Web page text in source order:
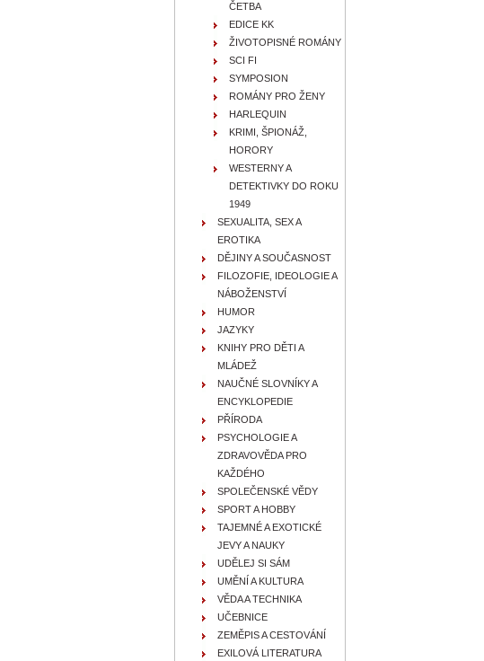
ČETBA
EDICE KK
ŽIVOTOPISNÉ ROMÁNY
SCI FI
SYMPOSION
ROMÁNY PRO ŽENY
HARLEQUIN
KRIMI, ŠPIONÁŽ,
HORORY
WESTERNY A
DETEKTIVKY DO ROKU
1949
SEXUALITA, SEX A
EROTIKA
DĚJINY A SOUČASNOST
FILOZOFIE, IDEOLOGIE A
NÁBOŽENSTVÍ
HUMOR
JAZYKY
KNIHY PRO DĚTI A
MLÁDEŽ
NAUČNÉ SLOVNÍKY A
ENCYKLOPEDIE
PŘÍRODA
PSYCHOLOGIE A
ZDRAVOVĚDA PRO
KAŽDÉHO
SPOLEČENSKÉ VĚDY
SPORT A HOBBY
TAJEMNÉ A EXOTICKÉ
JEVY A NAUKY
UDĚLEJ SI SÁM
UMĚNÍ A KULTURA
VĚDA A TECHNIKA
UČEBNICE
ZEMĚPIS A CESTOVÁNÍ
EXILOVÁ LITERATURA